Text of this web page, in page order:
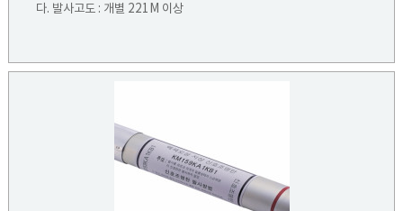
다. 발사고도 : 개별 221M 이상